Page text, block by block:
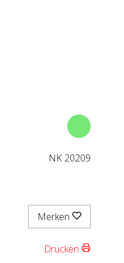
NK 20209
Merken
Drucken